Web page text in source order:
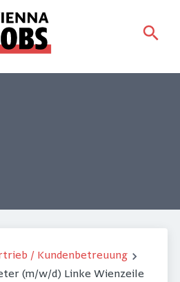
/ Kundenbetreuung
(m/w/d) Linke Wienzeile